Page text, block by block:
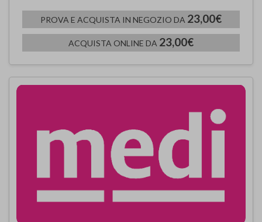
PROVA E ACQUISTA IN NEGOZIO DA 23,00€
ACQUISTA ONLINE DA 23,00€